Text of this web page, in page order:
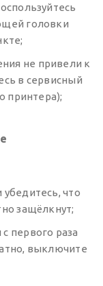
головки
не привели к
в сервисный
принтера);
убедитесь, что
защёлкнут;
первого раза
выключите